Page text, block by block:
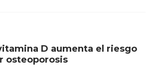
D aumenta el riesgo
osteoporosis